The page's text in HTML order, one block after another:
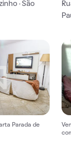
· São
Parada de